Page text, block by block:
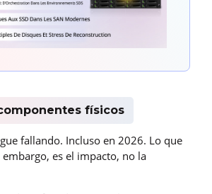
físicos
fallando. Incluso en 2026. Lo que
es el impacto, no la